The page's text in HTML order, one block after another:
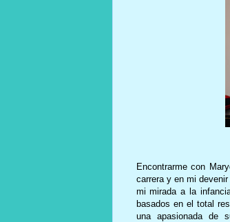
Encontrarme con
carrera y en mi
mi mirada a la
basados en el total
una apasionada de